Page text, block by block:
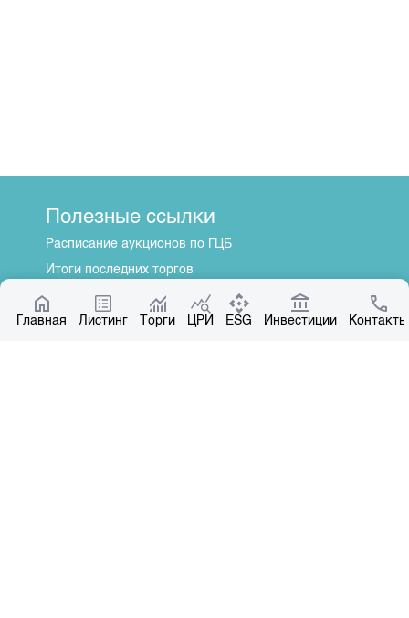
Главная Листинг Торги ЦРИ ESG Инвестиции Контакты
Полезные ссылки
Расписание аукционов по ГЦБ
Итоги последних торгов
Котировки по ЦБ
Центр раскрытия информации